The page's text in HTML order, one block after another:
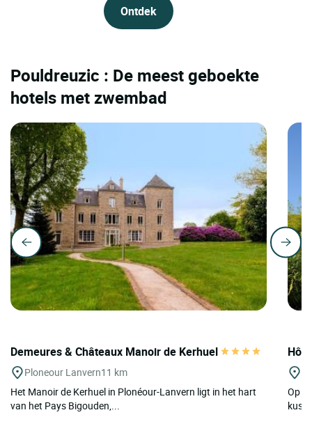
Ontdek
Pouldreuzic : De meest geboekte
hotels met zwembad
Demeures & Châteaux Manoir de Kerhuel
Ploneour Lanvern11 km
Het Manoir de Kerhuel in Plonéour-Lanvern ligt in het hart
van het Pays Bigouden,...
Op